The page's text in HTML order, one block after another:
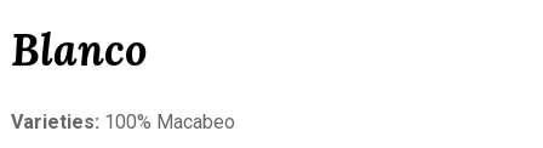
Blanco
Varieties: 100% Macabeo